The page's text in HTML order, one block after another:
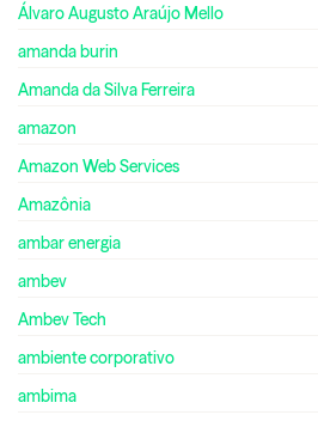
Álvaro Augusto Araújo Mello
amanda burin
Amanda da Silva Ferreira
amazon
Amazon Web Services
Amazônia
ambar energia
ambev
Ambev Tech
ambiente corporativo
ambima